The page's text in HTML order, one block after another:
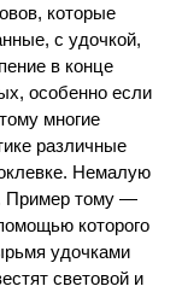
которые
с удочкой,
в конце
особенно если
многие
различные
Немалую
Пример тому —
которого
удочками
световой и